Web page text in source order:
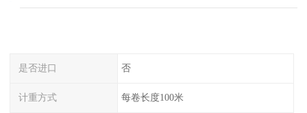
是否进口 否
计重方式 每卷长度100米